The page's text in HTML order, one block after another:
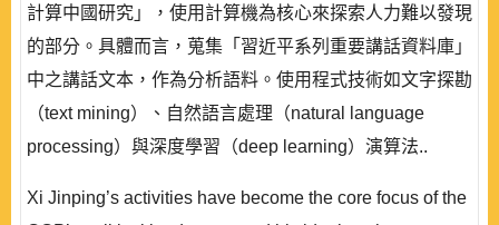
計算中國研究」，使用計算機為核心來探索人力難以發現
的部分。具體而言，蒐集「習近平系列重要講話資料庫」
中之講話文本，作為分析語料。使用程式技術如文字探勘
（text mining）、自然語言處理（natural language
processing）與深度學習（deep learning）演算法..
Xi Jinping’s activities have become the core focus of the